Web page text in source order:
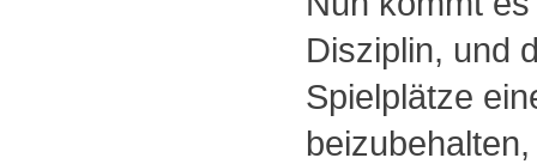
Disziplin, und
Spielplätze